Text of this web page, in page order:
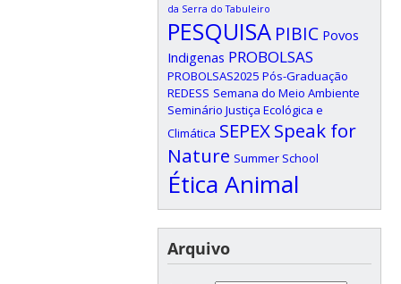
da Serra do Tabuleiro
PESQUISA PIBIC Povos
Indigenas PROBOLSAS
PROBOLSAS2025 Pós-Graduação
REDESS Semana do Meio Ambiente
Seminário Justiça Ecológica e
Climática SEPEXSpeak for
Nature Summer School
Ética Animal
Arquivo